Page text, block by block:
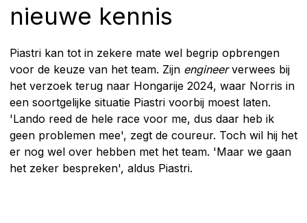
nieuwe kennis
Piastri kan tot in zekere mate wel begrip opbrengen
voor de keuze van het team. Zijn engineerverwees bij
het verzoek terug naar Hongarije 2024, waar Norris in
een soortgelijke situatie Piastri voorbij moest laten.
'Lando reed de hele race voor me, dus daar heb ik
geen problemen mee', zegt de coureur. Toch wil hij het
er nog wel over hebben met het team. 'Maar we gaan
het zeker bespreken', aldus Piastri.